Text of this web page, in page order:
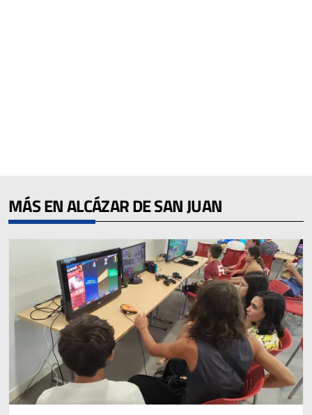
MÁS EN ALCÁZAR DE SAN JUAN